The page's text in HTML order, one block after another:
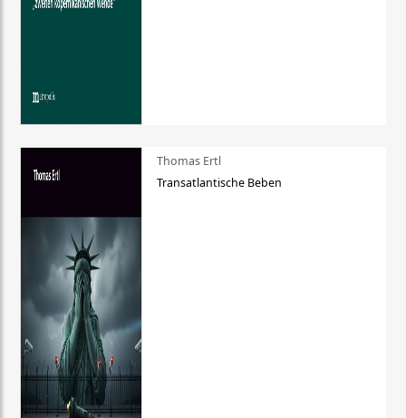
Thomas Ertl
Transatlantische Beben